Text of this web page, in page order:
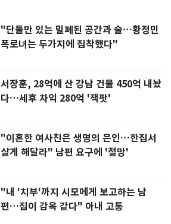
"단둘만 있는 밀폐된 공간과 술…황정민
폭로녀는 두가지에 집착했다"
서장훈, 28억에 산 강남 건물 450억 내놨
다…세후 차익 280억 '잭팟'
"이혼한 여사친은 생명의 은인…한집서
살게 해달라" 남편 요구에 '절망'
"내 '치부'까지 시모에게 보고하는 남
편…집이 감옥 같다" 아내 고통